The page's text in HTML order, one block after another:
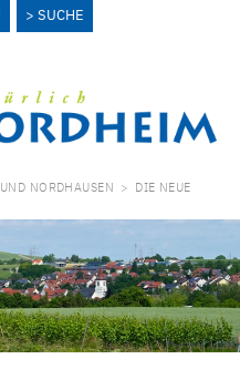
SUCHE
NORDHAUSEN > DIE NEUE